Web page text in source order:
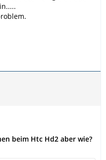
beim Htc Hd2 aber wie?